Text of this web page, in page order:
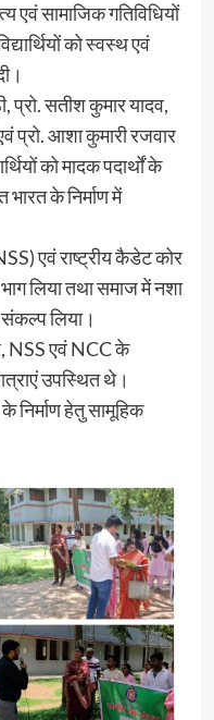
एवं सामाजिक गतिविधियों
को स्वस्थ एवं
प्रो. सतीश कुमार यादव,
प्रो. आशा कुमारी रजवार
को मादक पदार्थों के
के निर्माण में
एवं राष्ट्रीय कैडेट कोर
लिया तथा समाज में नशा
लिया।
NSS एवं NCC के
उपस्थित थे।
निर्माण हेतु सामूहिक